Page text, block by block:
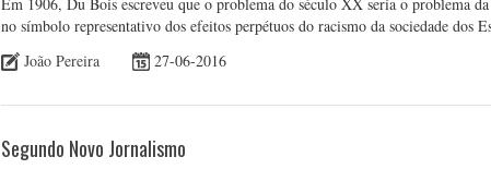
Em 1906, Du Bois escreveu que o problema do século XX seria o problema
no símbolo representativo dos efeitos perpétuos do racismo da sociedade dos
João Pereira
27-06-2016
Segundo Novo Jornalismo